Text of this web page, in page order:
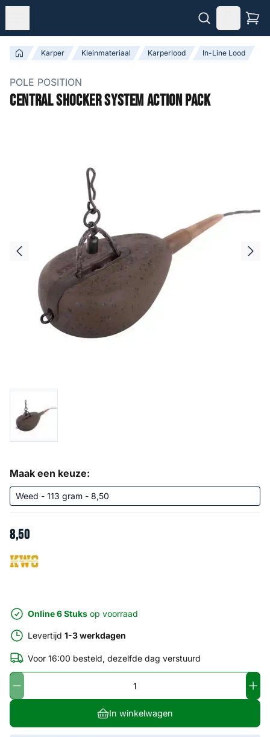
Karper Kleinmateriaal Karperlood In-Line Lood
POLE POSITION
Central Shocker System Action Pack
Maak een keuze:
8,50
Online 6 Stuks op voorraad
Levertijd 1-3 werkdagen
Voor 16:00 besteld, dezelfde dag verstuurd
In winkelwagen